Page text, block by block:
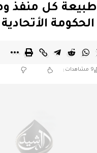
كل منفذ
الأتحادية
9 مشاهدات